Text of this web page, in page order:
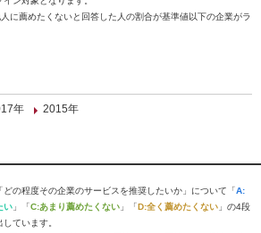
に薦めたくないと回答した人の割合が基準値以下の企業がラ
年 2015年
の程度その企業のサービスを推奨したいか」について「A:
い 」「C:あまり薦めたくない 」「D:全く薦めたくない 」の4段
ています。